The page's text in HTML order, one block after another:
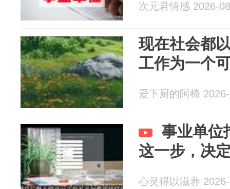
次元君情感 2026-
现在社会都
工作为一个
爱下厨的阿椅
事业单位
这一步，决
心灵得以滋养